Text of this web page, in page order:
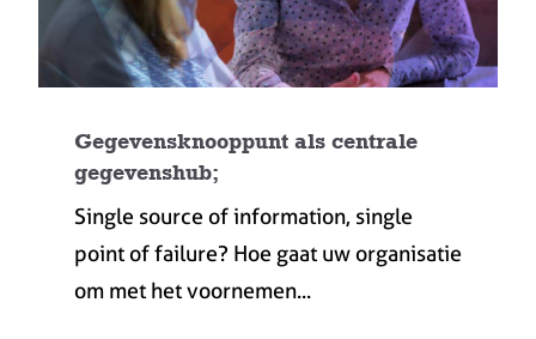
Gegevensknooppunt als centrale
gegevenshub;
Single source of information, single
point of failure? Hoe gaat uw organisatie
om met het voornemen...